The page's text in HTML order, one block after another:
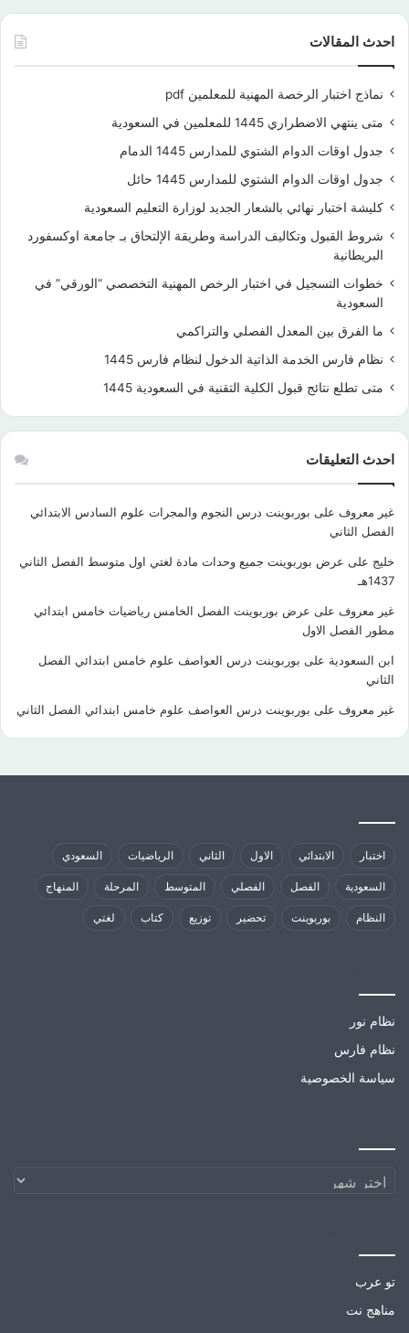
احدث المقالات
نماذج اختبار الرخصة المهنية للمعلمين pdf
متى ينتهي الاضطراري 1445 للمعلمين في السعودية
جدول اوقات الدوام الشتوي للمدارس 1445 الدمام
جدول اوقات الدوام الشتوي للمدارس 1445 حائل
كليشة اختبار نهائي بالشعار الجديد لوزارة التعليم السعودية
شروط القبول وتكاليف الدراسة وطريقة الإلتحاق بـ جامعة اوكسفورد
البريطانية
خطوات التسجيل في اختبار الرخص المهنية التخصصي “الورقي” في
السعودية
ما الفرق بين المعدل الفصلي والتراكمي
نظام فارس الخدمة الذاتية الدخول لنظام فارس 1445
متى تطلع نتائج قبول الكلية التقنية في السعودية 1445
احدث التعليقات
غير معروف على بوربوينت درس النجوم والمجرات علوم السادس الابتدائي
الفصل الثاني
خليج على عرض بوربوينت جميع وحدات مادة لغتي اول متوسط الفصل الثاني
1437هـ
غير معروف على عرض بوربوينت الفصل الخامس رياضيات خامس ابتدائي
مطور الفصل الاول
ابن السعودية على بوربوينت درس العواصف علوم خامس ابتدائي الفصل
الثاني
غير معروف على بوربوينت درس العواصف علوم خامس ابتدائي الفصل الثاني
اختبار الابتدائي الاول الثاني الرياضيات السعودي
السعودية الفصل الفصلي المتوسط المرحلة المنهاج
النظام بوربوينت تحضير توزيع كتاب لغتي
نظام نور
نظام فارس
سياسة الخصوصية
الارشيف
تو عرب
مناهج نت